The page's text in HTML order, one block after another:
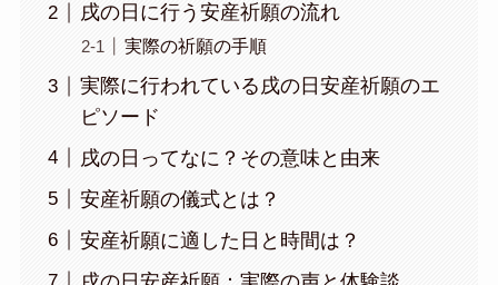
戌の日に行う安産祈願の流れ
実際の祈願の手順
実際に行われている戌の日安産祈願のエ
ピソード
戌の日ってなに？その意味と由来
安産祈願の儀式とは？
安産祈願に適した日と時間は？